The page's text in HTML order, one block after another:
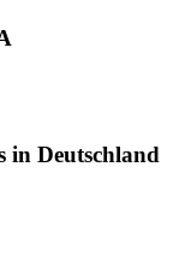
in Deutschland